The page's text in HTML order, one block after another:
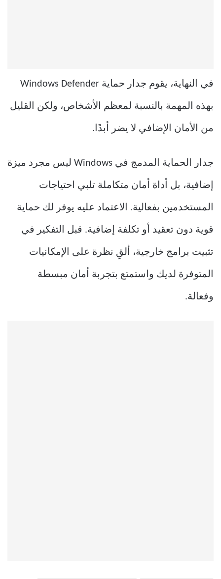
في النهاية، يقوم جدار حماية Windows Defender
بهذه المهمة بالنسبة لمعظم الأشخاص، ولكن القليل
من الأمان الإضافي لا يضر أبدًا.
جدار الحماية المدمج في Windows ليس مجرد ميزة
إضافية، بل أداة أمان متكاملة تلبي احتياجات
المستخدمين بفعالية. الاعتماد عليه يوفر لك حماية
قوية دون تعقيد أو تكلفة إضافية. قبل التفكير في
تثبيت برامج خارجية، ألقِ نظرة على الإمكانيات
المتوفرة لديك واستمتع بتجربة أمان مبسطة
وفعالة.